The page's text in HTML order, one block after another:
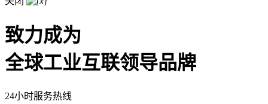
致力成为
全球工业互联领导品牌
24小时服务热线